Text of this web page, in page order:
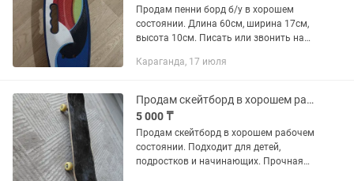
Продам пенни борд б/у в хорошем
состоянии. Длина 60см, ширина 17см,
высота 10см. Писать или звонить на
Нуркена Абдирова.
Караганда, 17 июля
Продам скейтборд в хорошем рабочем состоянии
5 000 ₸
Продам скейтборд в хорошем рабочем
состоянии. Подходит для детей,
подростков и начинающих. Прочная